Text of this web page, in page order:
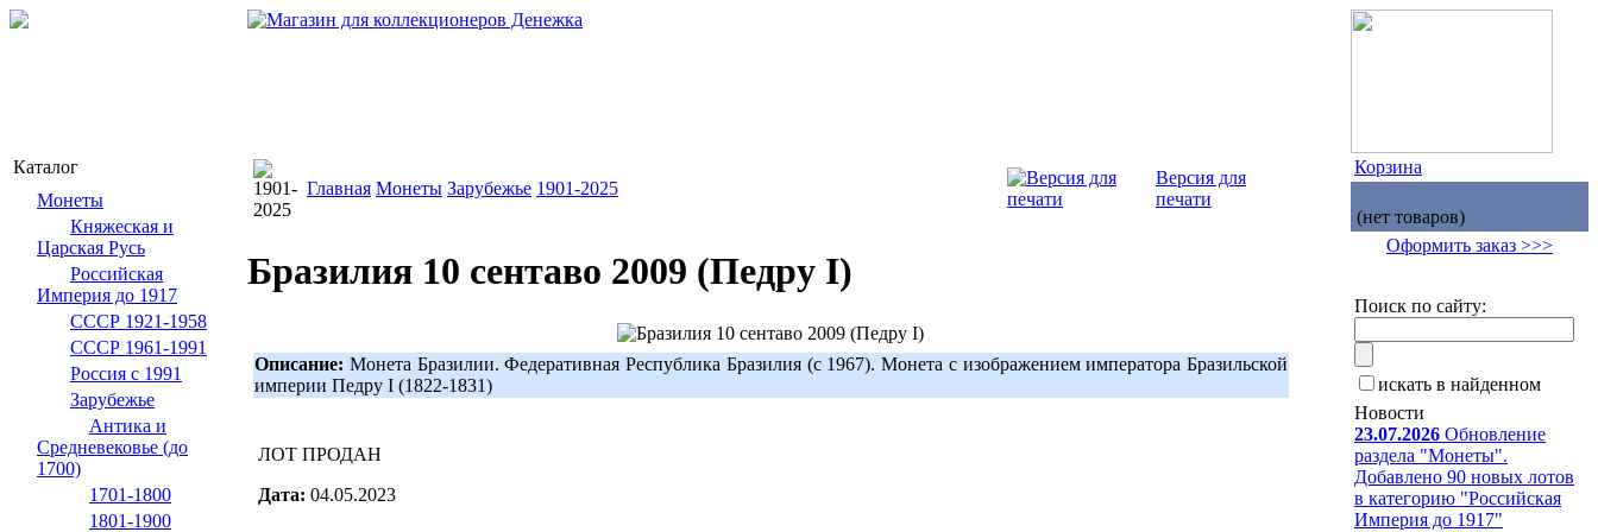
Каталог
Монеты
Княжеская и
Царская Русь
Российская
Империя до 1917
СССР 1921-1958
СССР 1961-1991
Россия с 1991
Зарубежье
Антика и
Средневековье (до
1700)
1701-1800
1801-1900
Главная Монеты Зарубежье 1901-2025
Версия для
печати
Бразилия 10 сентаво 2009 (Педру I)
Описание: Монета Бразилии. Федеративная Республика Бразилия (с 1967). Монета с изображением императора Бразильской
империи Педру I (1822-1831)
ЛОТ ПРОДАН
Дата: 04.05.2023
Корзина
(нет товаров)
Оформить заказ >>>
Поиск по сайту:
искать в найденном
Новости
23.07.2026 Обновление
раздела "Монеты".
Добавлено 90 новых лотов
в категорию "Российская
Империя до 1917"